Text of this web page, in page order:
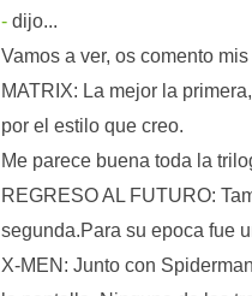
- dijo...
Vamos a ver, os comento
MATRIX: La mejor la
por el estilo que creo.
Me parece buena toda la
REGRESO AL FUTURO:
segunda.Para su epoca fue
X-MEN: Junto con